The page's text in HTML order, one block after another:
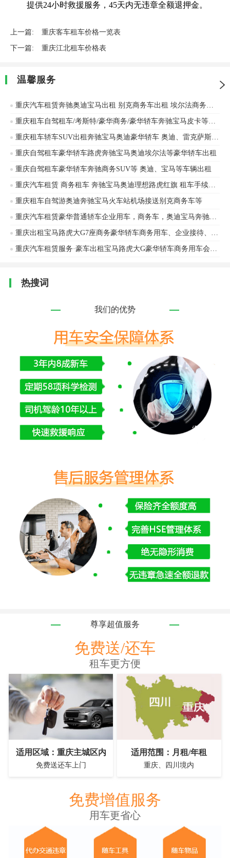
提供24小时救援服务，45天内无违章全额退押金。
上一篇: 重庆客车租车价格一览表
下一篇: 重庆江北租车价格表
温馨服务
重庆汽车租赁奔驰奥迪宝马出租 别克商务车出租 埃尔法商务车租赁 大众车出租自驾
重庆租车自驾租车/考斯特/豪华商务/豪华轿车奔驰宝马皮卡等价格优惠
重庆租车轿车SUV出租奔驰宝马奥迪豪华轿车 奥迪、雷克萨斯等车辆出租
重庆自驾租车豪华轿车路虎奔驰宝马奥迪埃尔法等豪华轿车出租
重庆自驾租车豪华轿车奔驰商务SUV等 奥迪、宝马等车辆出租
重庆汽车租赁 商务租车 奔驰宝马奥迪理想路虎红旗 租车手续简单诚信租车
重庆租车自驾游奥迪奔驰宝马火车站机场接送别克商务车等
重庆汽车租赁豪华普通轿车企业用车，商务车，奥迪宝马奔驰，丰田等全系列，电车混动车型
重庆出租宝马路虎大G7座商务豪华轿车商务用车、企业接待、旅游包车
重庆汽车租赁服务·豪车出租宝马路虎大G豪华轿车商务用车会议接待旅游包车奥迪宝马等车辆出租
热搜词
我们的优势
尊享超值服务
免费送/还车
租车更方便
适用区域：重庆主城区内
免费送还车上门
适用范围：月租/年租
重庆、四川境内
免费增值服务
用车更省心